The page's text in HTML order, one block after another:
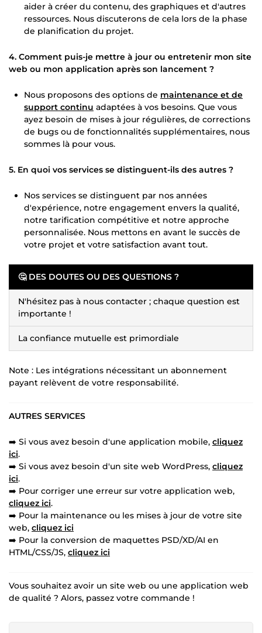
aider à créer du contenu, des graphiques et d'autres
ressources. Nous discuterons de cela lors de la phase
de planification du projet.
4. Comment puis-je mettre à jour ou entretenir mon site
web ou mon application après son lancement ?
Nous proposons des options de maintenance et de
support continu adaptées à vos besoins. Que vous
ayez besoin de mises à jour régulières, de corrections
de bugs ou de fonctionnalités supplémentaires, nous
sommes là pour vous.
5. En quoi vos services se distinguent-ils des autres ?
Nos services se distinguent par nos années
d'expérience, notre engagement envers la qualité,
notre tarification compétitive et notre approche
personnalisée. Nous mettons en avant le succès de
votre projet et votre satisfaction avant tout.
🤔 DES DOUTES OU DES QUESTIONS ?
N'hésitez pas à nous contacter ; chaque question est
importante !
La confiance mutuelle est primordiale
Note : Les intégrations nécessitant un abonnement
payant relèvent de votre responsabilité.
AUTRES SERVICES
➡️ Si vous avez besoin d'une application mobile, cliquez
ici.
➡️ Si vous avez besoin d'un site web WordPress, cliquez
ici.
➡️ Pour corriger une erreur sur votre application web,
cliquez ici.
➡️ Pour la maintenance ou les mises à jour de votre site
web, cliquez ici
➡️ Pour la conversion de maquettes PSD/XD/AI en
HTML/CSS/JS, cliquez ici
Vous souhaitez avoir un site web ou une application web
de qualité ? Alors, passez votre commande !